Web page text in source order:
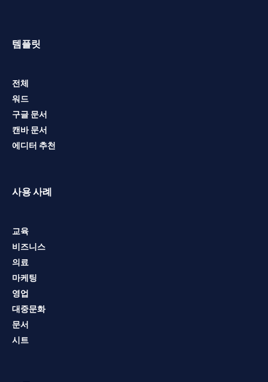
템플릿
전체
워드
구글 문서
캔바 문서
에디터 추천
사용 사례
교육
비즈니스
의료
마케팅
영업
대중문화
문서
시트